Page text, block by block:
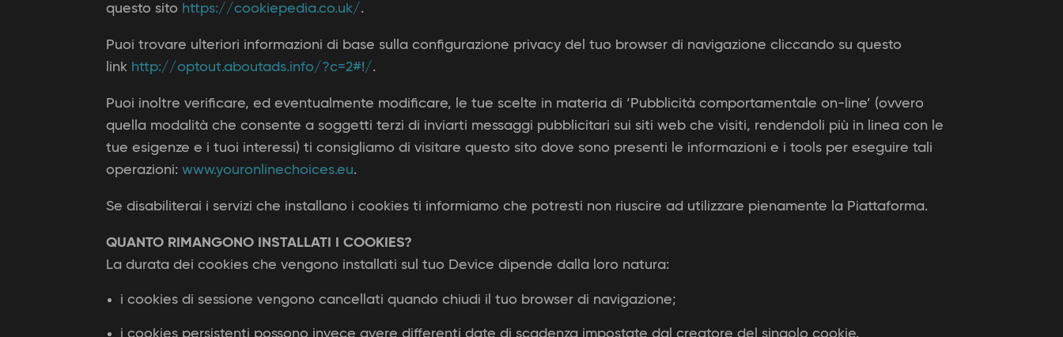
questo sito https://cookiepedia.co.uk/.
Puoi trovare ulteriori informazioni di base sulla configurazione privacy del tuo browser di navigazione cliccando su questo
link http://optout.aboutads.info/?c=2#!/.
Puoi inoltre verificare, ed eventualmente modificare, le tue scelte in materia di ‘Pubblicità comportamentale on-line’ (ovvero
quella modalità che consente a soggetti terzi di inviarti messaggi pubblicitari sui siti web che visiti, rendendoli più in linea con le
tue esigenze e i tuoi interessi) ti consigliamo di visitare questo sito dove sono presenti le informazioni e i tools per eseguire tali
operazioni:www.youronlinechoices.eu.
Se disabiliterai i servizi che installano i cookies ti informiamo che potresti non riuscire ad utilizzare pienamente la Piattaforma.
QUANTO RIMANGONO INSTALLATI I COOKIES?
La durata dei cookies che vengono installati sul tuo Device dipende dalla loro natura:
i cookies di sessione vengono cancellati quando chiudi il tuo browser di navigazione;
i cookies persistenti possono invece avere differenti date di scadenza impostate dal creatore del singolo cookie.